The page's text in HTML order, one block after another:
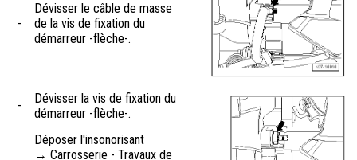
-
Dévisser le câble de masse
de la vis de fixation du
démarreur -flèche-.
-
Dévisser la vis de fixation du
démarreur -flèche-.
Déposer l'insonorisant
→ Carrosserie - Travaux de